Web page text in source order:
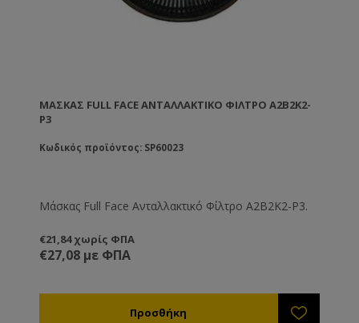
ΜΆΣΚΑΣ FULL FACE ΑΝΤΑΛΛΑΚΤΙΚΌ ΦΊΛΤΡΟ A2B2K2-
P3
Κωδικός προϊόντος: SP60023
Μάσκας Full Face Ανταλλακτικό Φίλτρο A2B2K2-P3.
€21,84 χωρίς ΦΠΑ
€27,08 με ΦΠΑ